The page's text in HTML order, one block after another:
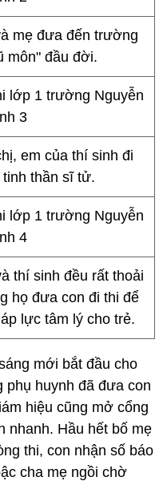
mẹ đưa đến trường
môn" đầu đời.
em của thí sinh đi
thần sĩ tử.
thí sinh đều rất thoải
họ đưa con đi thi để
lực tâm lý cho trẻ.
mới bắt đầu cho
phụ huynh đã đưa con
hiệu cũng mở cổng
nhanh. Hầu hết bố mẹ
thi, con nhận số báo
cha mẹ ngồi chờ